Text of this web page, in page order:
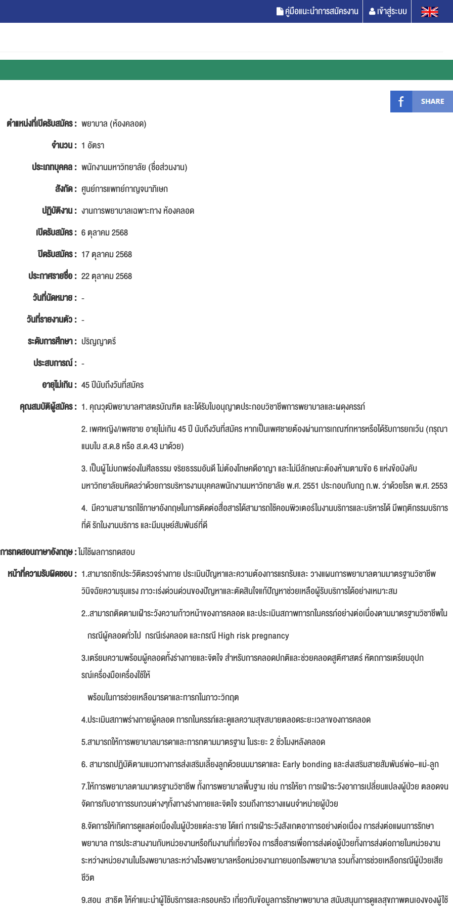
คู่มือแนะนำการสมัครงาน เข้าสู่ระบบ
ตำแหน่งที่เปิดรับสมัคร : พยาบาล (ห้องคลอด)
จำนวน : 1 อัตรา
ประเภทบุคคล : พนักงานมหาวิทยาลัย (ชื่อส่วนงาน)
สังกัด : ศูนย์การแพทย์กาญจนาภิเษก
ปฏิบัติงาน : งานการพยาบาลเฉพาะทาง ห้องคลอด
เปิดรับสมัคร : 6 ตุลาคม 2568
ปิดรับสมัคร : 17 ตุลาคม 2568
ประกาศรายชื่อ : 22 ตุลาคม 2568
วันที่นัดหมาย : -
วันที่รายงานตัว : -
ระดับการศึกษา : ปริญญาตรี
ประสบการณ์ : -
อายุไม่เกิน : 45 ปีนับถึงวันที่สมัคร
คุณสมบัติผู้สมัคร : 1. คุณวุฒิพยาบาลศาสตรบัณฑิต และได้รับใบอนุญาตประกอบวิชาชีพการพยาบาลและผดุงครรภ์
2. เพศหญิง/เพศชาย อายุไม่เกิน 45 ปี นับถึงวันที่สมัคร หากเป็นเพศชายต้องผ่านการเกณฑ์ทหารหรือได้รับการยกเว้น (กรุณา
แนบใบ ส.ด.8 หรือ ส.ด.43 มาด้วย)
3. เป็นผู้ไม่บกพร่องในศีลธรรม จริยธรรมอันดี ไม่ต้องโทษคดีอาญา และไม่มีลักษณะต้องห้ามตามข้อ 6 แห่งข้อบังคับ
มหาวิทยาลัยมหิดลว่าด้วยการบริหารงานบุคคลพนักงานมหาวิทยาลัย พ.ศ. 2551 ประกอบกับกฎ ก.พ. ว่าด้วยโรค พ.ศ. 2553
4. มีความสามารถใช้ภาษาอังกฤษในการติดต่อสื่อสารได้สามารถใช้คอมพิวเตอร์ในงานบริการและบริหารได้ มีพฤติกรรมบริการ
ที่ดั รักในงานบริการ และมีมนุษย์สัมพันธ์ที่ดี
การทดสอบภาษาอังกฤษ :ไม่ใช้ผลการทดสอบ
หน้าที่ความรับผิดชอบ : 1.สามารถซักประวัติตรวจร่างกาย ประเมินปญหาและความตองการแรกรับและ วางแผนการพยาบาลตามมาตรฐานวิชาชีพ
วินิจฉัยความรุนแรง ภาวะเร่งด่วนดวนของปญหาและตัดสินใจแกปญหาช่วยเหลือผู้รับบริการได้อย่างเหมาะสม
2..สามารถติดตามเฝ้าระวังความก้าวหนาของการคลอด และประเมินสภาพทารกในครรภอย่างต่อเนื่องตามมาตรฐานวิชาชีพใน
กรณีผู้คลอดทั่วไป กรณีเร่งคลอด และกรณี High risk pregnancy
3.เตรียมความพรอมผู้คลอดทั้งร่างกายและจิตใจ สำหรับการคลอดปกติและช่วยคลอดสูติศาสตร์ หัตถการเตรียมอุปก
รณเครื่องมือเครื่องใชให
พรอมในการช่วยเหลือมารดาและทารกในภาวะวิกฤต
4.ประเมินสภาพร่างกายผู้คลอด ทารกในครรภและดูแลความสุขสบายตลอดระยะเวลาของการคลอด
5.สามารถใหการพยาบาลมารดาและทารกตามมาตรฐาน ในระยะ 2 ชั่วโมงหลังคลอด
6. สามารถปฏิบัติตามแนวทางการสงเสริมเลี้ยงลูกด้วยนมมารดาและ Early bonding และสงเสริมสายสัมพันธพอ–แม่-ลูก
7.ให้การพยาบาลตามมาตรฐานวิชาชีพ ทั้งการพยาบาลพื้นฐาน เช่น การให้ยา การเฝ้าระวังอาการเปลี่ยนแปลงผู้ป่วย ตลอดจน
จัดการกับอาการรบกวนต่างๆทั้งทางร่างกายและจิตใจ รวมถึงการวางแผนจำหน่ายผู้ป่วย
8.จัดการให้เกิดการดูแลต่อเนื่องในผู้ป่วยแต่ละราย ได้แก่ การเฝ้าระวังสังเกตอาการอย่างต่อเนื่อง การส่งต่อแผนการรักษา
พยาบาล การประสานงานกับหน่วยงานหรือทีมงานที่เกี่ยวข้อง การสื่อสารเพื่อการส่งต่อผู้ป่วยทั้งการส่งต่อภายในหน่วยงาน
ระหว่างหน่วยงานในโรงพยาบาลระหว่างโรงพยาบาลหรือหน่วยงานภายนอกโรงพยาบาล รวมทั้งการช่วยเหลือกรณีผู้ป่วยเสีย
ชีวิต
9.สอน สาธิต ให้คำแนะนำผู้ใช้บริการและครอบครัว เกี่ยวกับข้อมูลการรักษาพยาบาล สนับสนุนการดูแลสุขภาพตนเองของผู้ใช้